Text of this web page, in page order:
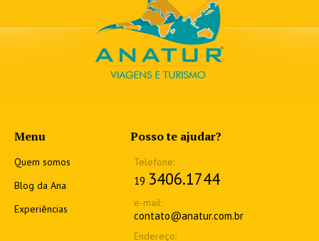
Menu
Quem somos
Blog da Ana
Experiências
Posso te ajudar?
19 3406.1744
contato@anatur.com.br